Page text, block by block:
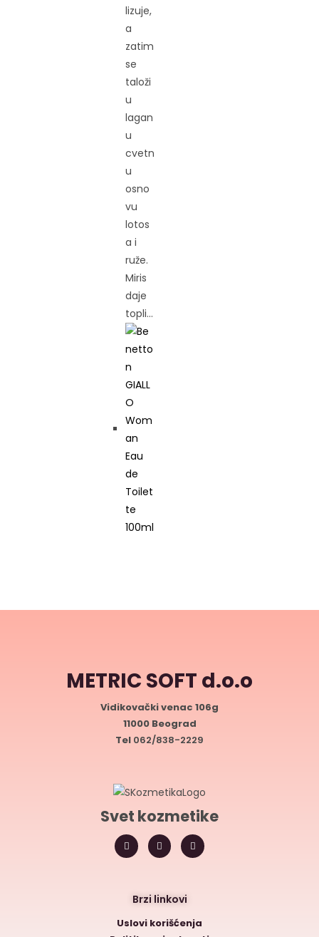
lizuje,
a
zatim
se
taloži
u
lagan
u
cvetn
u
osno
vu
lotos
a i
ruže.
Miris
daje
topli…
METRIC SOFT d.o.o
Vidikovački venac 106g
11000 Beograd
Tel 062/838-2229
Svet kozmetike
Brzi linkovi
Uslovi korišćenja